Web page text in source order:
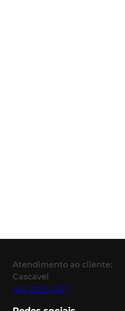
Atendimento ao cliente:
Cascavel
(45) 3225-0017